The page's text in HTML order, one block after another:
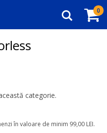
0
Căutare
categorie.
în valoare de minim 99,00 LEI.